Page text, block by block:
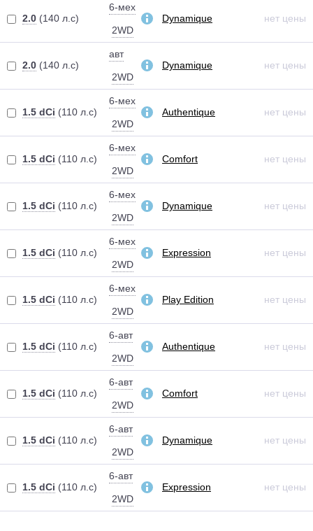
2.0 (140 л.с)
6-мех
2WD
Dynamique нет цены
2.0 (140 л.с)
авт
2WD
Dynamique нет цены
1.5 dCi (110 л.с)
6-мех
2WD
Authentique нет цены
1.5 dCi (110 л.с)
6-мех
2WD
Comfort нет цены
1.5 dCi (110 л.с)
6-мех
2WD
Dynamique нет цены
1.5 dCi (110 л.с)
6-мех
2WD
Expression нет цены
1.5 dCi (110 л.с)
6-мех
2WD
Play Edition нет цены
1.5 dCi (110 л.с)
6-авт
2WD
Authentique нет цены
1.5 dCi (110 л.с)
6-авт
2WD
Comfort нет цены
1.5 dCi (110 л.с)
6-авт
2WD
Dynamique нет цены
1.5 dCi (110 л.с)
6-авт
2WD
Expression нет цены